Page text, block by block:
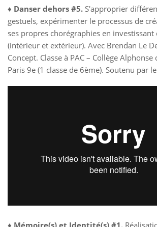
♦ Danser dehors #5. S'approprier
gestuels, expérimenter le processus de
ses propres chorégraphies en investissant
(intérieur et extérieur). Avec Brendan Le
Concept. Classe à PAC – Collège
Paris 9e (1 classe de 6ème). Soutenu par